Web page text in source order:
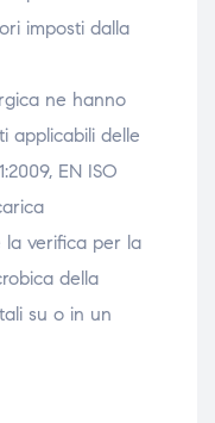
imposti dalla
ne hanno
applicabili delle
EN ISO
verifica per la
della
su o in un